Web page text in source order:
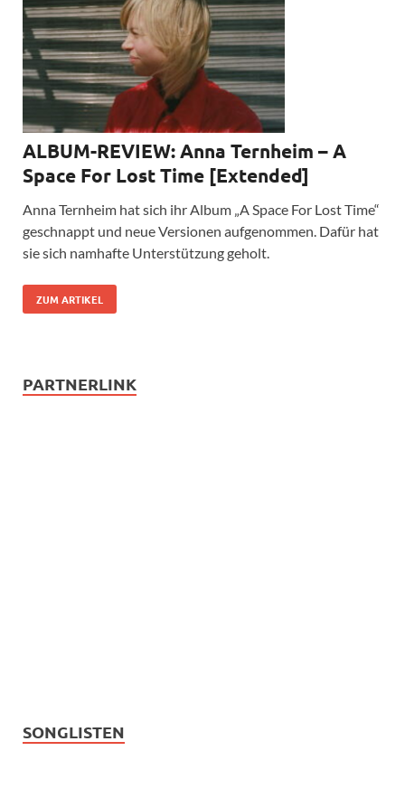
ALBUM-REVIEW: Anna Ternheim – A
Space For Lost Time [Extended]
Anna Ternheim hat sich ihr Album „A Space For Lost Time“
geschnappt und neue Versionen aufgenommen. Dafür hat
sie sich namhafte Unterstützung geholt.
ZUM ARTIKEL
PARTNERLINK
SONGLISTEN